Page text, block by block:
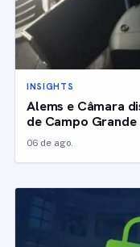
INSIGHTS
Alems e Câmara
de Campo Grande
06 de ago.